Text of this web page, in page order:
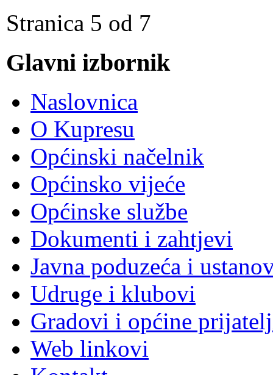
Stranica 5 od 7
Glavni izbornik
Naslovnica
O Kupresu
Općinski načelnik
Općinsko vijeće
Općinske službe
Dokumenti i zahtjevi
Javna poduzeća i
Udruge i klubovi
Gradovi i općine
Web linkovi